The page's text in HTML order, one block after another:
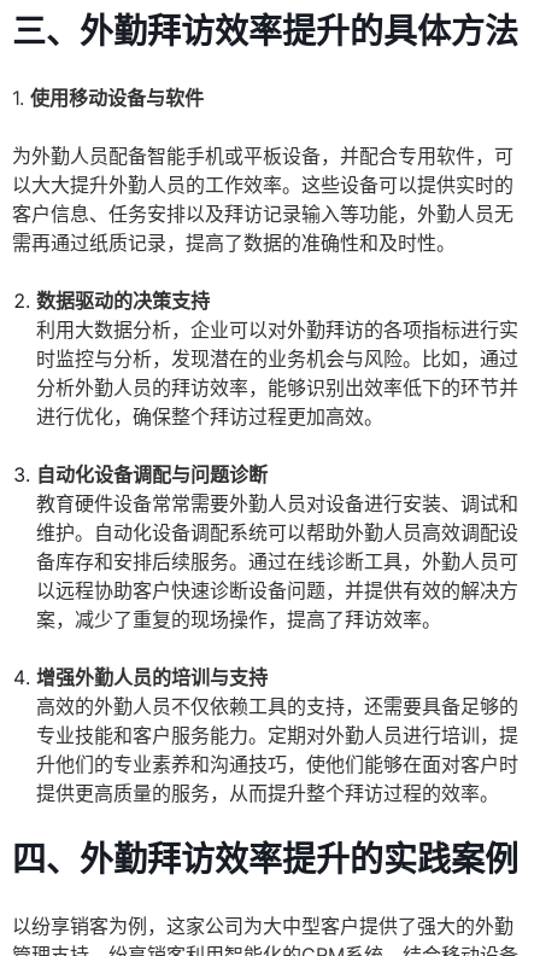
三、外勤拜访效率提升的具体方法
1. 使用移动设备与软件
为外勤人员配备智能手机或平板设备，并配合专用软件，可
以大大提升外勤人员的工作效率。这些设备可以提供实时的
客户信息、任务安排以及拜访记录输入等功能，外勤人员无
需再通过纸质记录，提高了数据的准确性和及时性。
数据驱动的决策支持
利用大数据分析，企业可以对外勤拜访的各项指标进行实
时监控与分析，发现潜在的业务机会与风险。比如，通过
分析外勤人员的拜访效率，能够识别出效率低下的环节并
进行优化，确保整个拜访过程更加高效。
自动化设备调配与问题诊断
教育硬件设备常常需要外勤人员对设备进行安装、调试和
维护。自动化设备调配系统可以帮助外勤人员高效调配设
备库存和安排后续服务。通过在线诊断工具，外勤人员可
以远程协助客户快速诊断设备问题，并提供有效的解决方
案，减少了重复的现场操作，提高了拜访效率。
增强外勤人员的培训与支持
高效的外勤人员不仅依赖工具的支持，还需要具备足够的
专业技能和客户服务能力。定期对外勤人员进行培训，提
升他们的专业素养和沟通技巧，使他们能够在面对客户时
提供更高质量的服务，从而提升整个拜访过程的效率。
四、外勤拜访效率提升的实践案例
以纷享销客为例，这家公司为大中型客户提供了强大的外勤